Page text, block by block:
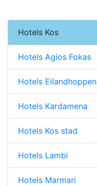
Hotels Kos
Hotels Agios Fokas
Hotels Eilandhoppen
Hotels Kardamena
Hotels Kos stad
Hotels Lambi
Hotels Marmari